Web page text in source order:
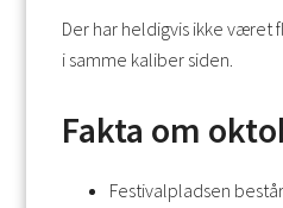
Der har heldigvis ikke været
i samme kaliber siden.
Fakta om
Festivalpladsen